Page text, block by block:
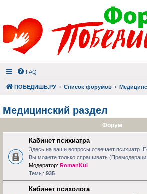
FAQ
ПОБЕДИШЬ.РУ Список форумов
Медицинский раздел
Форум
Кабинет психиатра
Здесь на ваши вопросы отвечает психиатр.
Вы можете только спрашивать
Модератор: RomanKul
Темы: 935
Кабинет психолога